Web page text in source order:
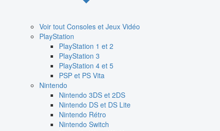
Voir tout Consoles et Jeux Vidéo
PlayStation
PlayStation 1 et 2
PlayStation 3
PlayStation 4 et 5
PSP et PS Vita
Nintendo
Nintendo 3DS et 2DS
Nintendo DS et DS Lite
Nintendo Rétro
Nintendo Switch